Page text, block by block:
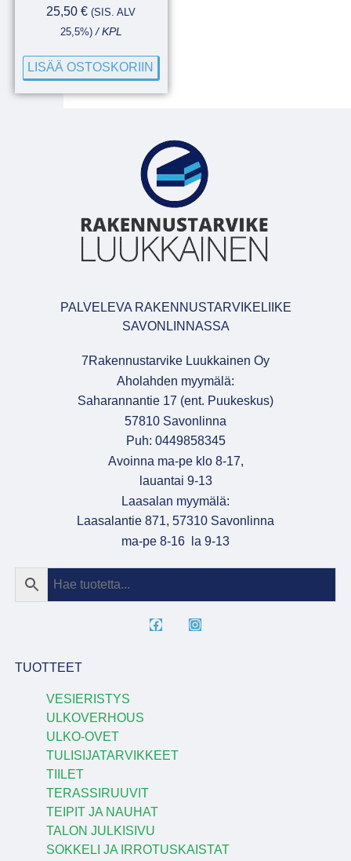
25,50€ (SIS. ALV
25,5%)/ KPL
LISÄÄ OSTOSKORIIN
PALVELEVA RAKENNUSTARVIKELIIKE
SAVONLINNASSA
7Rakennustarvike Luukkainen Oy
Aholahden myymälä:
Saharannantie 17 (ent. Puukeskus)
57810 Savonlinna
Puh: 0449858345
Avoinna ma-pe klo 8-17,
lauantai 9-13
Laasalan myymälä:
Laasalantie 871, 57310 Savonlinna
ma-pe 8-16 la 9-13
TUOTTEET
VESIERISTYS
ULKOVERHOUS
ULKO-OVET
TULISIJATARVIKKEET
TIILET
TERASSIRUUVIT
TEIPIT JA NAUHAT
TALON JULKISIVU
SOKKELI JA IRROTUSKAISTAT